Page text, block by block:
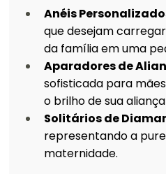
Anéis
que desejam
da família em uma
Aparadores de
sofisticada para
o brilho de sua
Solitários de
representando a
maternidade.